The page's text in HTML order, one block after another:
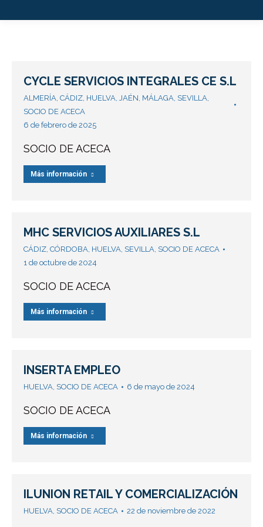
CYCLE SERVICIOS INTEGRALES CE S.L
ALMERÍA, CÁDIZ, HUELVA, JAÉN, MÁLAGA, SEVILLA,
SOCIO DE ACECA
6 de febrero de 2025
SOCIO DE ACECA
Más información
MHC SERVICIOS AUXILIARES S.L
CÁDIZ, CÓRDOBA, HUELVA, SEVILLA, SOCIO DE ACECA
1 de octubre de 2024
SOCIO DE ACECA
Más información
INSERTA EMPLEO
HUELVA, SOCIO DE ACECA 6 de mayo de 2024
SOCIO DE ACECA
Más información
ILUNION RETAIL Y COMERCIALIZACIÓN
HUELVA, SOCIO DE ACECA 22 de noviembre de 2022